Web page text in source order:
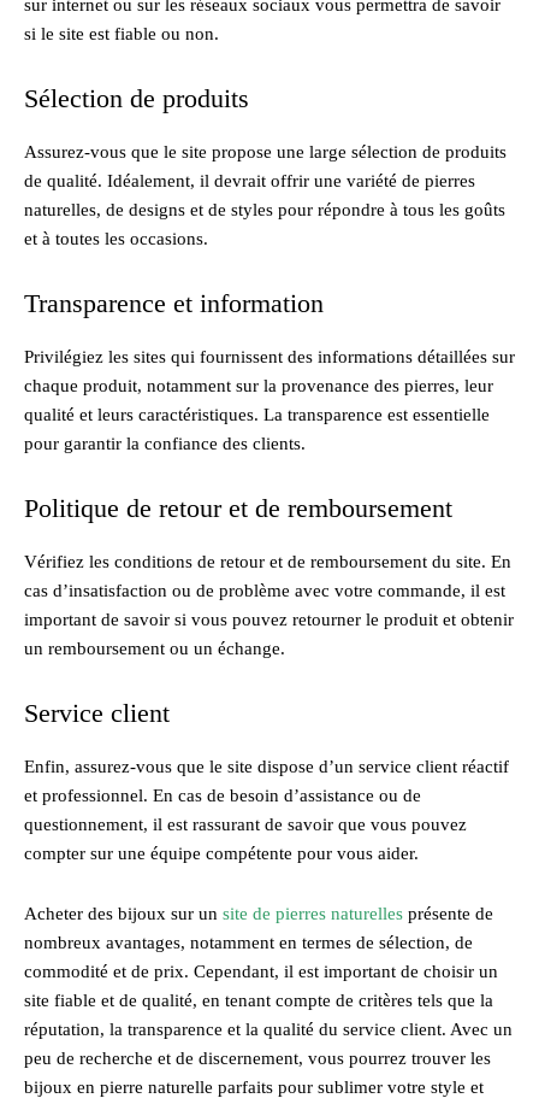
sur internet ou sur les réseaux sociaux vous permettra de savoir
si le site est fiable ou non.
Sélection de produits
Assurez-vous que le site propose une large sélection de produits
de qualité. Idéalement, il devrait offrir une variété de pierres
naturelles, de designs et de styles pour répondre à tous les goûts
et à toutes les occasions.
Transparence et information
Privilégiez les sites qui fournissent des informations détaillées sur
chaque produit, notamment sur la provenance des pierres, leur
qualité et leurs caractéristiques. La transparence est essentielle
pour garantir la confiance des clients.
Politique de retour et de remboursement
Vérifiez les conditions de retour et de remboursement du site. En
cas d’insatisfaction ou de problème avec votre commande, il est
important de savoir si vous pouvez retourner le produit et obtenir
un remboursement ou un échange.
Service client
Enfin, assurez-vous que le site dispose d’un service client réactif
et professionnel. En cas de besoin d’assistance ou de
questionnement, il est rassurant de savoir que vous pouvez
compter sur une équipe compétente pour vous aider.
Acheter des bijoux sur un site de pierres naturelles présente de
nombreux avantages, notamment en termes de sélection, de
commodité et de prix. Cependant, il est important de choisir un
site fiable et de qualité, en tenant compte de critères tels que la
réputation, la transparence et la qualité du service client. Avec un
peu de recherche et de discernement, vous pourrez trouver les
bijoux en pierre naturelle parfaits pour sublimer votre style et